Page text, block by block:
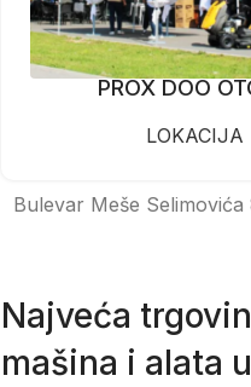
PROX DOO
LOKACIJA
Bulevar Meše Selimovića
Najveća
mašina i alata